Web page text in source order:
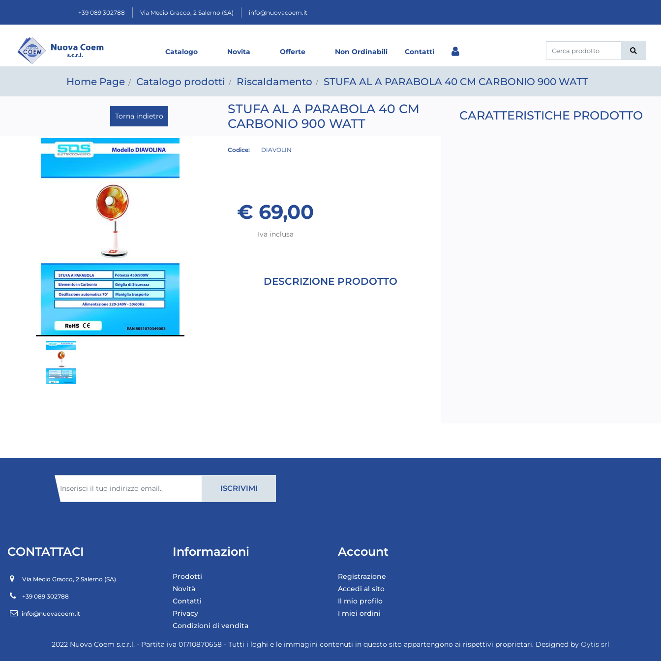
+39 089 302788 Via Mecio Gracco, 2 Salerno (SA) info@nuovacoem.it
Catalogo Novita Offerte Non Ordinabili Contatti
Home Page Catalogo prodotti Riscaldamento STUFA AL A PARABOLA 40 CM CARBONIO 900 WATT
Torna indietro
STUFA AL A PARABOLA 40 CM
CARBONIO 900 WATT
Codice: DIAVOLIN
€ 69,00
Iva inclusa
DESCRIZIONE PRODOTTO
CARATTERISTICHE PRODOTTO
CONTATTACI
Via Mecio Gracco, 2 Salerno (SA)
+39 089 302788
info@nuovacoem.it
Informazioni
Prodotti
Novità
Contatti
Privacy
Condizioni di vendita
Account
Registrazione
Accedi al sito
Il mio profilo
I miei ordini
2022 Nuova Coem s.c.r.l. - Partita iva 01710870658 - Tutti i loghi e le immagini contenuti in questo sito appartengono ai rispettivi proprietari. Designed by Oytis srl